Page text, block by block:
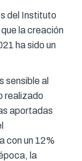
del Instituto
la creación
ha sido un
sensible al
realizado
aportadas
con un 12%
la